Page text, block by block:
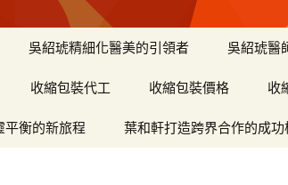
吳紹琥精細化醫美的引領者 吳紹琥醫
收縮包裝代工 收縮包裝價格 收
平衡的新旅程 葉和軒打造跨界合作的成功